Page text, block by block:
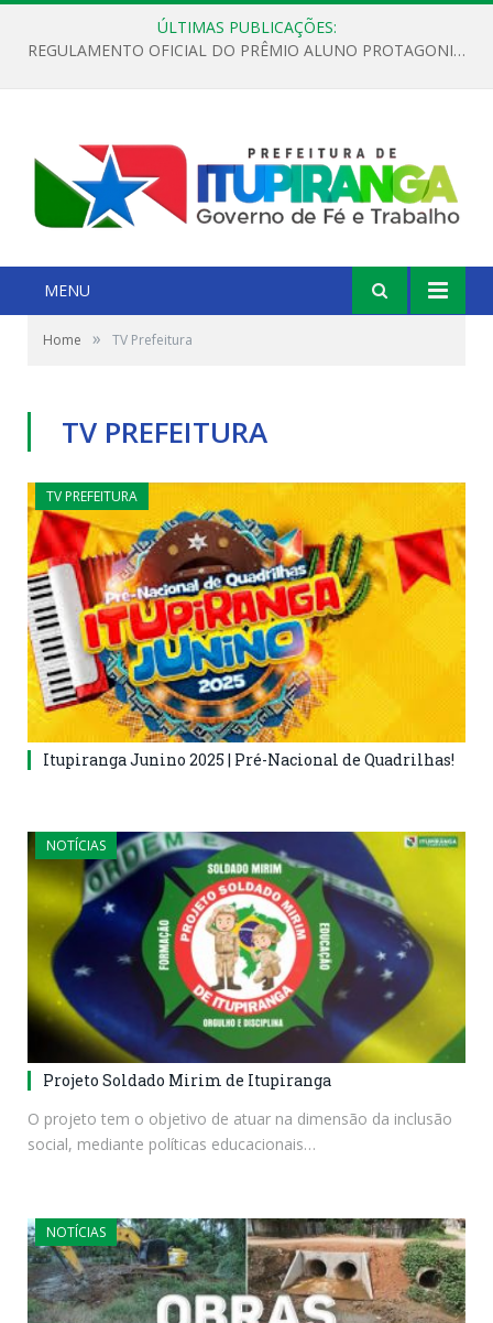
ÚLTIMAS PUBLICAÇÕES:
REGULAMENTO OFICIAL DO PRÊMIO ALUNO PROTAGONISTA – EDIÇÃO 2026
MENU
Home » TV Prefeitura
TV PREFEITURA
TV PREFEITURA
Itupiranga Junino 2025 | Pré-Nacional de Quadrilhas!
NOTÍCIAS
Projeto Soldado Mirim de Itupiranga
O projeto tem o objetivo de atuar na dimensão da inclusão
social, mediante políticas educacionais…
NOTÍCIAS